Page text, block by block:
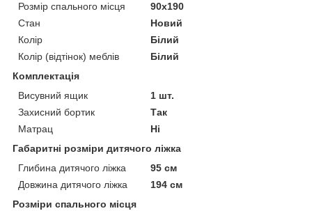
Розмір спального місця
90х190
Стан
Новий
Колір
Білий
Колір (відтінок) меблів
Білий
Комплектація
Висувний ящик
1 шт.
Захисний бортик
Так
Матрац
Ні
Габаритні розміри дитячого ліжка
Глибина дитячого ліжка
95 см
Довжина дитячого ліжка
194 см
Розміри спального місця